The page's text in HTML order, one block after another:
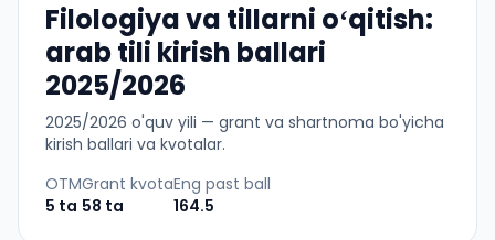
Filologiya va tillarni oʻqitish:
arab tili kirish ballari
2025/2026
2025/2026 o'quv yili — grant va shartnoma bo'yicha
kirish ballari va kvotalar.
OTM
5 ta
Grant kvota
58 ta
Eng past ball
164.5